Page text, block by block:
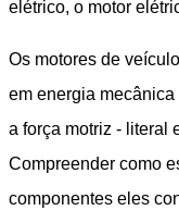
elétrico, o motor
Os motores de
em energia
a força motriz - literal
Compreender como
componentes eles